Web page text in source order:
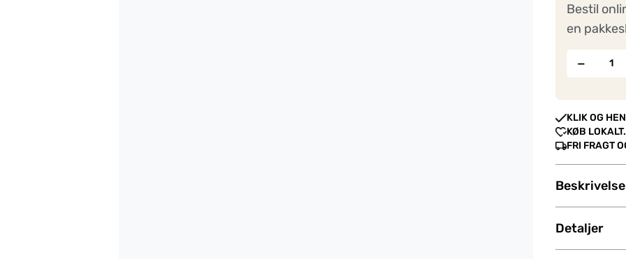
Bestil
en
−
KLIK OG
KØB
FRI FRAGT
Beskrivelse
Detaljer